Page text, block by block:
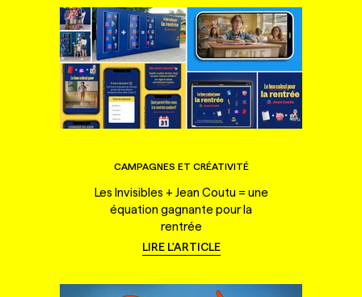
CAMPAGNES ET CRÉATIVITÉ
Les Invisibles + Jean Coutu = une
équation gagnante pour la
rentrée
LIRE L'ARTICLE